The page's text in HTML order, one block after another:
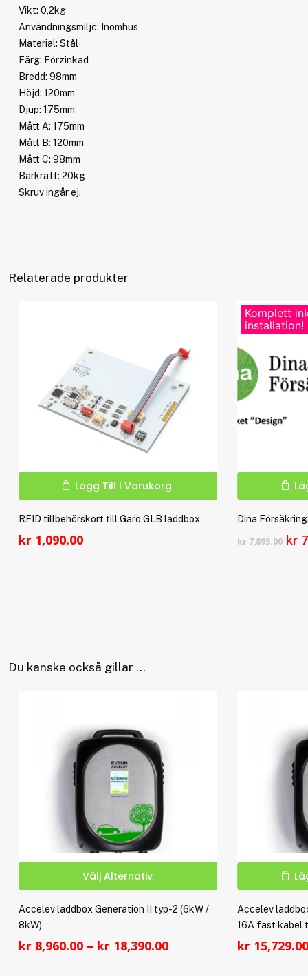
Vikt: 0,2kg
Användningsmiljö: Inomhus
Material: Stål
Färg: Förzinkad
Bredd: 98mm
Höjd: 120mm
Djup: 175mm
Mått A: 175mm
Mått B: 120mm
Mått C: 98mm
Bärkraft: 20kg
Skruv ingår ej.
Relaterade produkter
Lägg Till I Varukorg
RFID tillbehörskort till Garo GLB laddbox
kr1,090.00
Komplett
installation!
Dina
kr7,895.00 kr
Du kanske också gillar …
Välj Alternativ
produkten
varianter.
Accelev laddbox Generation II typ-2 (6kW /
8kW)
kr8,960.00 – kr18,390.00Prisintervall:
Accelev
16A fast kabel
kr